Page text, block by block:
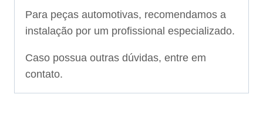
Para peças automotivas, recomendamos a
instalação por um profissional especializado.
Caso possua outras dúvidas, entre em
contato.